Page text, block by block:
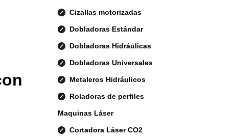
Cizallas motorizadas
Dobladoras Estándar
Dobladoras Hidráulicas
Dobladoras Universales
Metaleros Hidráulicos
Roladoras de perfiles
Maquinas Láser
Cortadora Láser CO2